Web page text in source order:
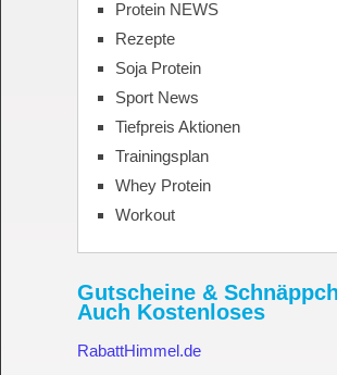
Protein NEWS
Rezepte
Soja Protein
Sport News
Tiefpreis Aktionen
Trainingsplan
Whey Protein
Workout
Gutscheine &
Auch Kostenloses
RabattHimmel.de